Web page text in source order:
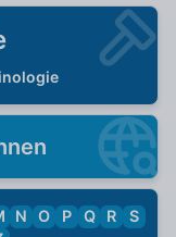
N O P Q R
S